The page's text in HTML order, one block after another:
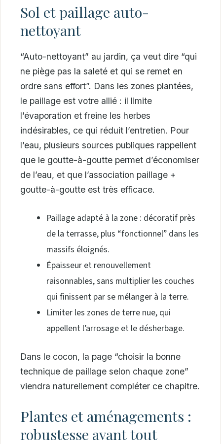
Sol et paillage auto-
nettoyant
“Auto-nettoyant” au jardin, ça veut dire “qui
ne piège pas la saleté et qui se remet en
ordre sans effort”. Dans les zones plantées,
le paillage est votre allié : il limite
l’évaporation et freine les herbes
indésirables, ce qui réduit l’entretien. Pour
l’eau, plusieurs sources publiques rappellent
que le goutte-à-goutte permet d’économiser
de l’eau, et que l’association paillage +
goutte-à-goutte est très efficace.
Paillage adapté à la zone : décoratif près
de la terrasse, plus “fonctionnel” dans les
massifs éloignés.
Épaisseur et renouvellement
raisonnables, sans multiplier les couches
qui finissent par se mélanger à la terre.
Limiter les zones de terre nue, qui
appellent l’arrosage et le désherbage.
Dans le cocon, la page “choisir la bonne
technique de paillage selon chaque zone”
viendra naturellement compléter ce chapitre.
Plantes et aménagements :
robustesse avant tout